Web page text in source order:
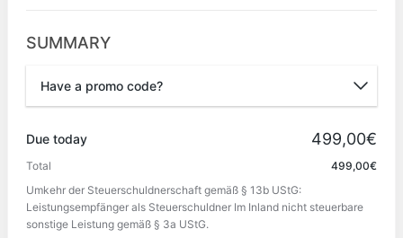
SUMMARY
Have a promo code?
Apply
Due today 499,00€
Total
499,00€
Umkehr der Steuerschuldnerschaft gemäß § 13b UStG:
Leistungsempfänger als Steuerschuldner Im Inland nicht steuerbare
sonstige Leistung gemäß § 3a UStG.